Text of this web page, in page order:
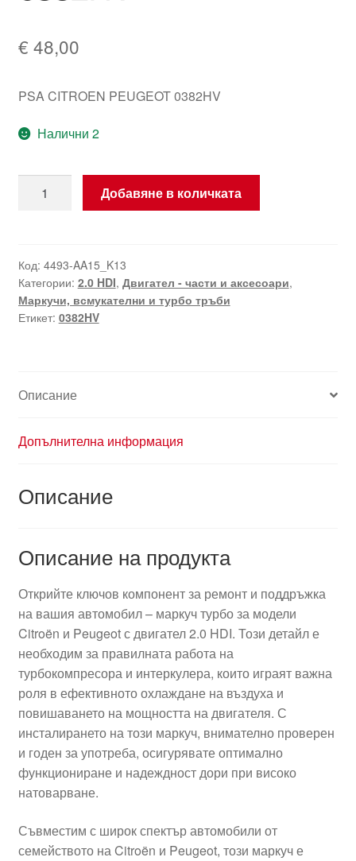
€ 48,00
PSA CITROEN PEUGEOT 0382HV
Налични 2
Citroën
Peugeot
2.0
HDI
Добавяне в количката
Код: 4493-AA15_K13
Категории: 2.0 HDI, Двигател - части и аксесоари,
Маркучи, всмукателни и турбо тръби
Етикет: 0382HV
Описание
Допълнителна информация
Описание
Описание на продукта
Открийте ключов компонент за ремонт и поддръжка
на вашия автомобил – маркуч турбо за модели
Citroën и Peugeot с двигател 2.0 HDI. Този детайл е
необходим за правилната работа на
турбокомпресора и интеркулера, които играят важна
роля в ефективното охлаждане на въздуха и
повишаването на мощността на двигателя. С
инсталирането на този маркуч, внимателно проверен
и годен за употреба, осигурявате оптимално
функциониране и надеждност дори при високо
натоварване.
Съвместим с широк спектър автомобили от
семейството на Citroën и Peugeot, този маркуч е